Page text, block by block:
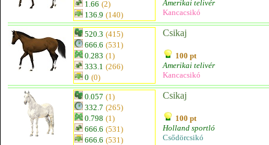
1.66 (2)
136.9 (140)
Amerikai telivér
Kancacsikó
520.3 (415)
666.6 (531)
0.283 (1)
333.1 (266)
0 (0)
Csikaj
100 pt
Amerikai telivér
Kancacsikó
0.057 (1)
332.7 (265)
0.798 (1)
666.6 (531)
666.6 (531)
Csikaj
100 pt
Holland sportló
Csődörcsikó